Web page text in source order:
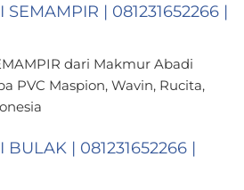
| 081231652266 |
dari Makmur Abadi
PVC Maspion, Wavin, Rucita,
| 081231652266 |